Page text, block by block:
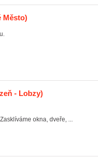
Město)
- Lobzy)
okna, dveře, ...